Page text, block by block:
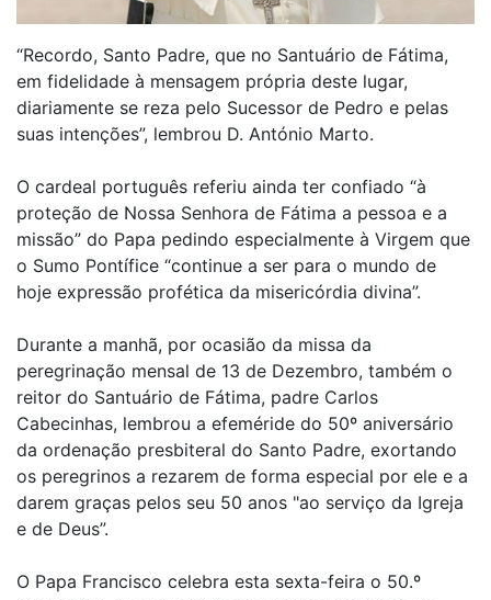
“Recordo, Santo Padre, que no Santuário de Fátima,
em fidelidade à mensagem própria deste lugar,
diariamente se reza pelo Sucessor de Pedro e pelas
suas intenções”, lembrou D. António Marto.
O cardeal português referiu ainda ter confiado “à
proteção de Nossa Senhora de Fátima a pessoa e a
missão” do Papa pedindo especialmente à Virgem que
o Sumo Pontífice “continue a ser para o mundo de
hoje expressão profética da misericórdia divina”.
Durante a manhã, por ocasião da missa da
peregrinação mensal de 13 de Dezembro, também o
reitor do Santuário de Fátima, padre Carlos
Cabecinhas, lembrou a efeméride do 50º aniversário
da ordenação presbiteral do Santo Padre, exortando
os peregrinos a rezarem de forma especial por ele e a
darem graças pelos seu 50 anos "ao serviço da Igreja
e de Deus”.
O Papa Francisco celebra esta sexta-feira o 50.º